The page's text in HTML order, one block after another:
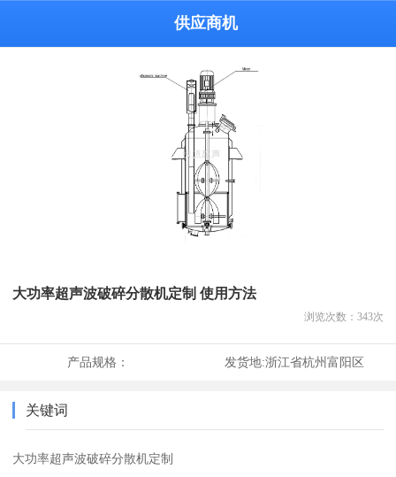
供应商机
大功率超声波破碎分散机定制 使用方法
浏览次数： 343次
产品规格： 发货地:浙江省杭州富阳区
关键词
大功率超声波破碎分散机定制